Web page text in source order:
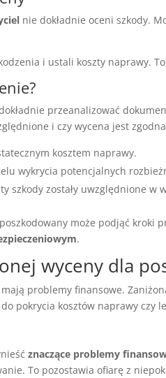
nie dokładnie oceni szkody.
i ustali koszty naprawy.
przeanalizować
i czy wycena jest
kosztem naprawy.
wykrycia potencjalnych
szkody zostały uwzględnione w
może podjąć kroki
.
wyceny dla
problemy finansowe.
pokrycia kosztów naprawy czy
znaczące problemy
To pozostawia ofiarę z